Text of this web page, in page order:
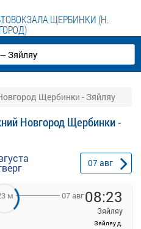
ЩЕРБИНКИ (Н.
Щербинки - Зяйляу
Новгород Щербинки -
07авг
м 07 авг08:23
Зяйляу
Зяйляу д.